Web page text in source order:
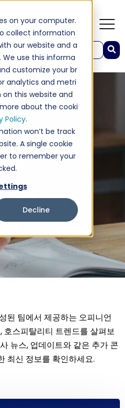
on your computer.
collect information
our website and a
use this informa
customize your br
analytics and metri
this website and
about the cooki
Policy.
won’t be track
A single cookie
to remember your
Decline
다.
안 사항이 없습니다.
된 팀에서 제공하는 오피니언
호스피탈리티 트렌드를 살펴보
뉴스, 업데이트와 같은 추가 콘
최신 정보를 확인하세요.